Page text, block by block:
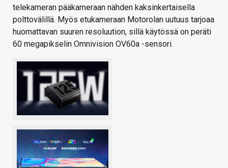
telekameran pääkameraan nähden kaksinkertaisella
polttovälillä. Myös etukameraan Motorolan uutuus tarjoaa
huomattavan suuren resoluution, sillä käytössä on peräti
60 megapikselin Omnivision OV60a -sensori.